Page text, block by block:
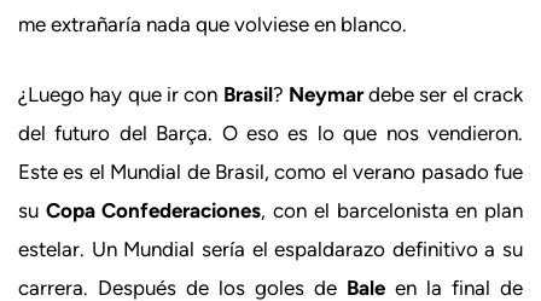
me extrañaría nada que volviese en blanco.
¿Luego hay que ir con Brasil? Neymardebe ser el crack
del futuro del Barça. O eso es lo que nos vendieron.
Este es el Mundial de Brasil, como el verano pasado fue
su Copa Confederaciones, con el barcelonista en plan
estelar. Un Mundial sería el espaldarazo definitivo a su
carrera. Después de los goles de Bale en la final de